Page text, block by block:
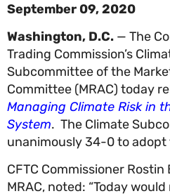
September 09, 2020
Washington, D.C.—
Trading Commission’s
Subcommittee of the
Committee (MRAC)
Managing Climate Risk
System. The Climate
unanimously 34-0 to
CFTC Commissioner
MRAC, noted: “Today